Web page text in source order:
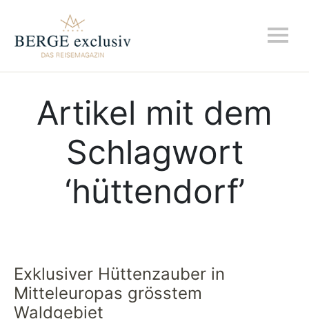
Artikel mit dem
Schlagwort
‘hüttendorf’
Exklusiver Hüttenzauber in
Mitteleuropas grösstem
Waldgebiet